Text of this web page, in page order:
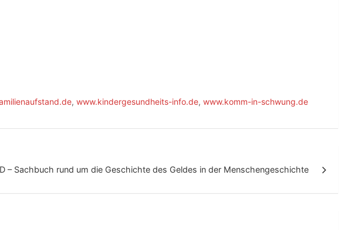
, www.kindergesundheits-info.de, www.komm-in-schwung.de
– Sachbuch rund um die Geschichte des Geldes in der Menschengeschichte